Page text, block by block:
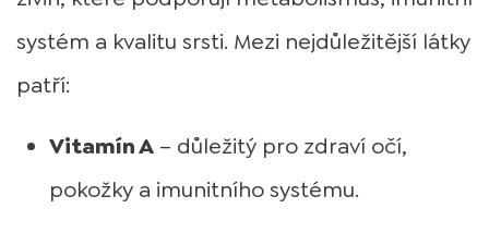
systém a kvalitu srsti. Mezi nejdůležitější látky
patří:
Vitamín A – důležitý pro zdraví očí,
pokožky a imunitního systému.